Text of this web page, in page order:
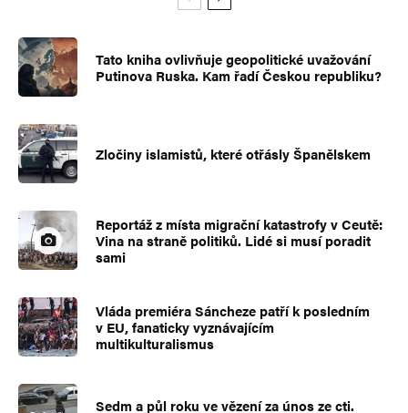
Tato kniha ovlivňuje geopolitické uvažování
Putinova Ruska. Kam řadí Českou republiku?
Zločiny islamistů, které otřásly Španělskem
Reportáž z místa migrační katastrofy v Ceutě:
Vina na straně politiků. Lidé si musí poradit
sami
Vláda premiéra Sáncheze patří k posledním
v EU, fanaticky vyznávajícím
multikulturalismus
Sedm a půl roku ve vězení za únos ze cti.